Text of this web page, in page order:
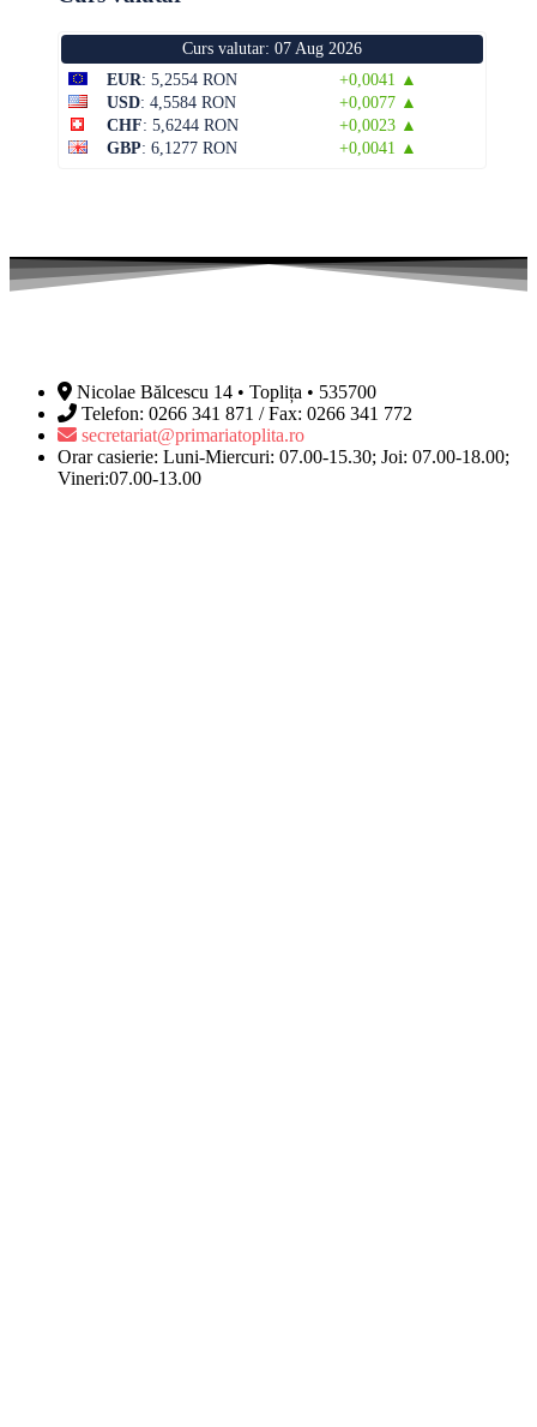
Curs valutar: 07 Aug 2026
EUR: 5,2554 RON
+0,0041 ▲
USD: 4,5584 RON
+0,0077 ▲
CHF: 5,6244 RON
+0,0023 ▲
GBP: 6,1277 RON +0,0041 ▲
Nicolae Bălcescu 14 • Toplița • 535700
Telefon: 0266 341 871 / Fax: 0266 341 772
secretariat@primariatoplita.ro
Orar casierie: Luni-Miercuri: 07.00-15.30; Joi: 07.00-18.00;
Vineri:07.00-13.00